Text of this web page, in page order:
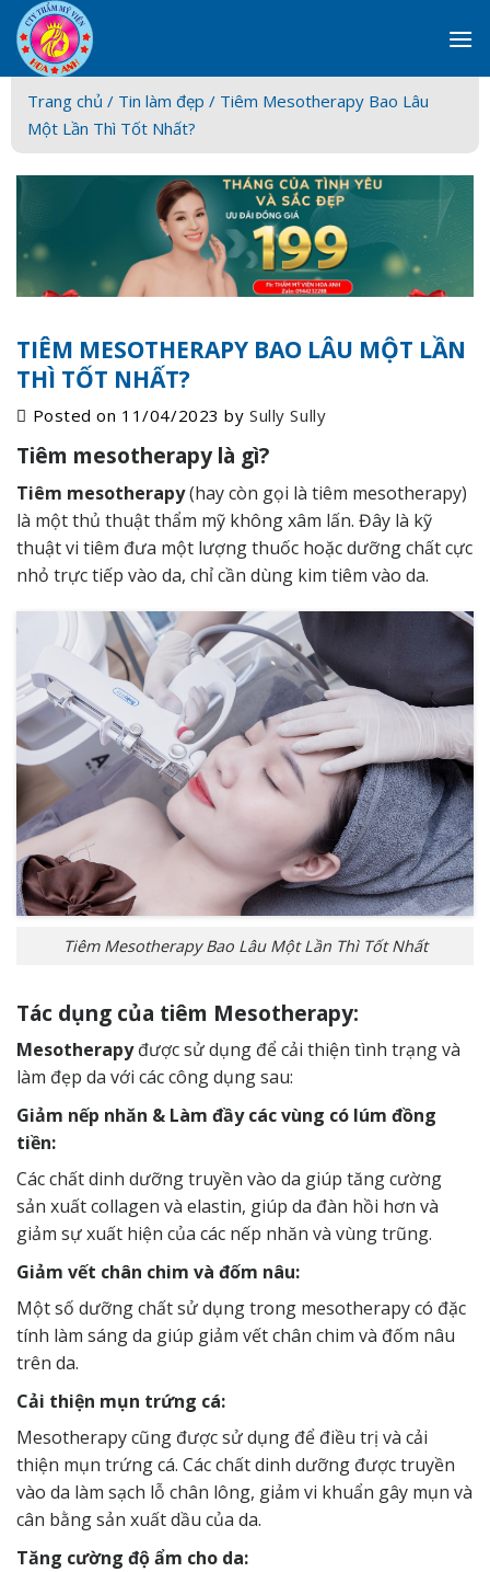
Skip
to
content
Trang chủ / Tin làm đẹp / Tiêm Mesotherapy Bao Lâu
Một Lần Thì Tốt Nhất?
TIÊM MESOTHERAPY BAO LÂU MỘT LẦN
THÌ TỐT NHẤT?
Posted on 11/04/2023 bySully Sully
Tiêm mesotherapy là gì?
Tiêm mesotherapy(hay còn gọi là tiêm mesotherapy)
là một thủ thuật thẩm mỹ không xâm lấn. Đây là kỹ
thuật vi tiêm đưa một lượng thuốc hoặc dưỡng chất cực
nhỏ trực tiếp vào da, chỉ cần dùng kim tiêm vào da.
Tiêm Mesotherapy Bao Lâu Một Lần Thì Tốt Nhất
Tác dụng của tiêm Mesotherapy:
Mesotherapyđược sử dụng để cải thiện tình trạng và
làm đẹp da với các công dụng sau:
Giảm nếp nhăn & Làm đầy các vùng có lúm đồng
tiền:
Các chất dinh dưỡng truyền vào da giúp tăng cường
sản xuất collagen và elastin, giúp da đàn hồi hơn và
giảm sự xuất hiện của các nếp nhăn và vùng trũng.
Giảm vết chân chim và đốm nâu:
Một số dưỡng chất sử dụng trong mesotherapy có đặc
tính làm sáng da giúp giảm vết chân chim và đốm nâu
trên da.
Cải thiện mụn trứng cá:
Mesotherapy cũng được sử dụng để điều trị và cải
thiện mụn trứng cá. Các chất dinh dưỡng được truyền
vào da làm sạch lỗ chân lông, giảm vi khuẩn gây mụn và
cân bằng sản xuất dầu của da.
Tăng cường độ ẩm cho da: